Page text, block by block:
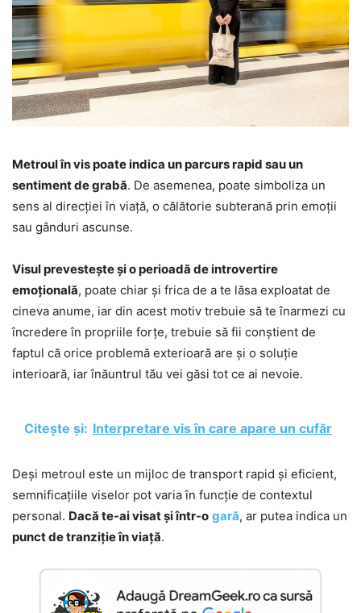
Metroul în vis poate indica un parcurs rapid sau un
sentiment de grabă. De asemenea, poate simboliza un
sens al direcției în viață, o călătorie subterană prin emoții
sau gânduri ascunse.
Visul prevestește și o perioadă de introvertire
emoțională, poate chiar și frica de a te lăsa exploatat de
cineva anume, iar din acest motiv trebuie să te înarmezi cu
încredere în propriile forțe, trebuie să fii conștient de
faptul că orice problemă exterioară are și o soluție
interioară, iar înăuntrul tău vei găsi tot ce ai nevoie.
Citește și: Interpretare vis în care apare un cufăr
Deși metroul este un mijloc de transport rapid și eficient,
semnificațiile viselor pot varia în funcție de contextul
personal. Dacă te-ai visat și într-o gară, ar putea indica un
punct de tranziție în viață.